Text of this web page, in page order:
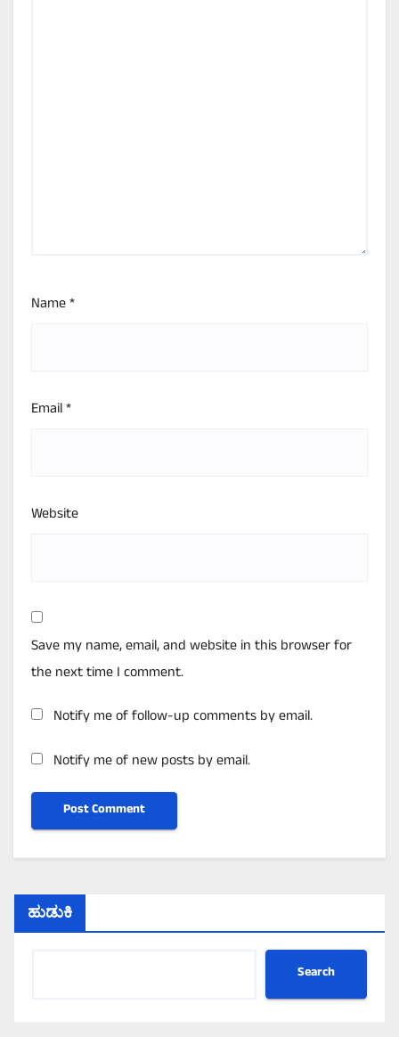
Name*
Email*
Website
Save my name, email, and website in this browser for
the next time I comment.
Notify me of follow-up comments by email.
Notify me of new posts by email.
ಹುಡುಕಿ
Search